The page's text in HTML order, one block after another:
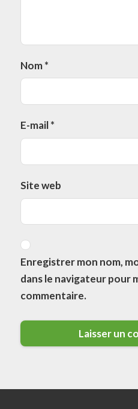
Nom*
E-mail*
Site web
Enregistrer mon nom,
dans le navigateur pour
commentaire.